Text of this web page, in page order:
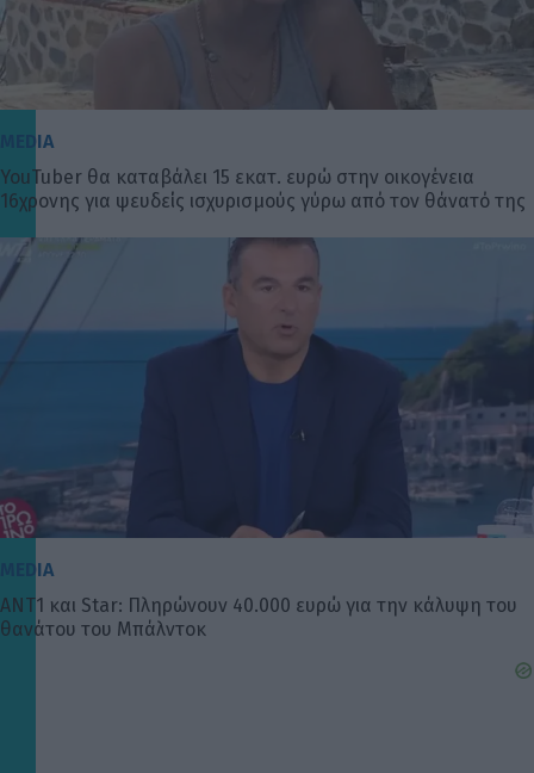
MEDIA
YouTuber θα καταβάλει 15 εκατ. ευρώ στην οικογένεια
16χρονης για ψευδείς ισχυρισμούς γύρω από τον θάνατό της
MEDIA
ΑΝΤ1 και Star: Πληρώνουν 40.000 ευρώ για την κάλυψη του
θανάτου του Μπάλντοκ